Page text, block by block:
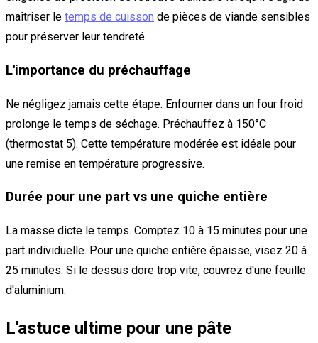
maîtriser le temps de cuisson de pièces de viande sensibles
pour préserver leur tendreté.
L'importance du préchauffage
Ne négligez jamais cette étape. Enfourner dans un four froid
prolonge le temps de séchage. Préchauffez à 150°C
(thermostat 5). Cette température modérée est idéale pour
une remise en température progressive.
Durée pour une part vs une quiche entière
La masse dicte le temps. Comptez 10 à 15 minutes pour une
part individuelle. Pour une quiche entière épaisse, visez 20 à
25 minutes. Si le dessus dore trop vite, couvrez d'une feuille
d'aluminium.
L'astuce ultime pour une pâte